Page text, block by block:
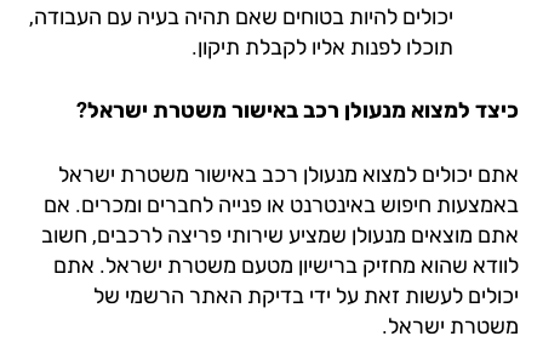
יכולים להיות בטוחים שאם תהיה בעיה עם העבודה,
תוכלו לפנות אליו לקבלת תיקון.
למצוא מנעולן רכב באישור משטרת ישראל?
יכולים למצוא מנעולן רכב באישור משטרת ישראל
חיפוש באינטרנט או פנייה לחברים ומכרים. אם
מוצאים מנעולן שמציע שירותי פריצה לרכבים, חשוב
שהוא מחזיק ברישיון מטעם משטרת ישראל. אתם
לעשות זאת על ידי בדיקת האתר הרשמי של
ישראל.